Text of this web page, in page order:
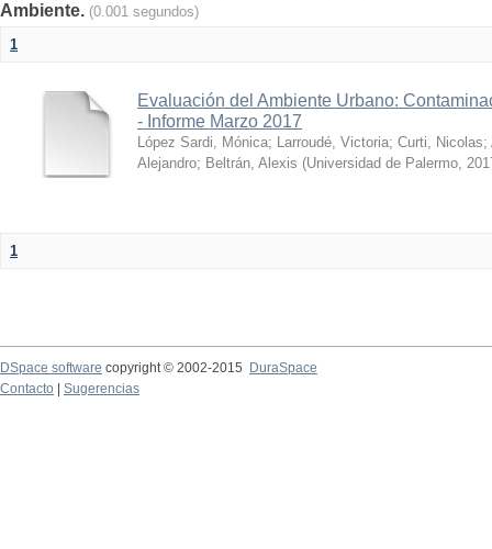
Ambiente. (0.001 segundos)
1
Evaluación del Ambiente Urbano:
- Informe Marzo 2017
López Sardi, Mónica; Larroudé, Victoria; Curti, Nicolas;
Alejandro; Beltrán, Alexis (Universidad de Palermo,
1
DSpace software copyright © 2002-2015
DuraSpace
Contacto
Sugerencias